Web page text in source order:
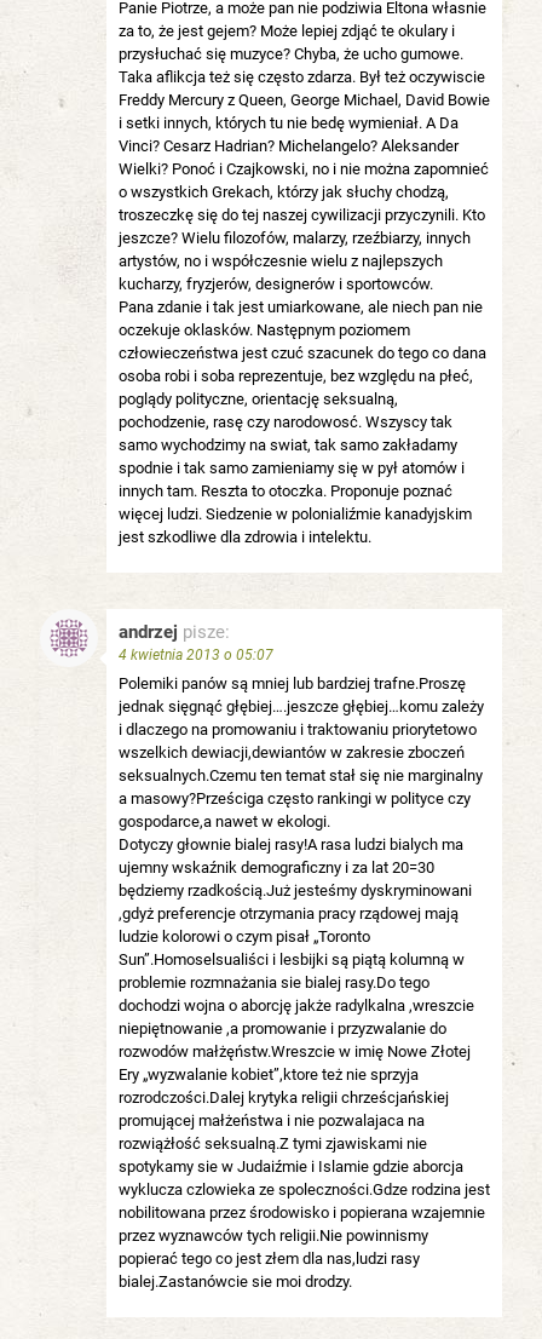
Panie Piotrze, a może pan nie podziwia Eltona własnie
za to, że jest gejem? Może lepiej zdjąć te okulary i
przysłuchać się muzyce? Chyba, że ucho gumowe.
Taka aflikcja też się często zdarza. Był też oczywiscie
Freddy Mercury z Queen, George Michael, David Bowie
i setki innych, których tu nie bedę wymieniał. A Da
Vinci? Cesarz Hadrian? Michelangelo? Aleksander
Wielki? Ponoć i Czajkowski, no i nie można zapomnieć
o wszystkich Grekach, którzy jak słuchy chodzą,
troszeczkę się do tej naszej cywilizacji przyczynili. Kto
jeszcze? Wielu filozofów, malarzy, rzeźbiarzy, innych
artystów, no i współczesnie wielu z najlepszych
kucharzy, fryzjerów, designerów i sportowców.
Pana zdanie i tak jest umiarkowane, ale niech pan nie
oczekuje oklasków. Następnym poziomem
człowieczeństwa jest czuć szacunek do tego co dana
osoba robi i soba reprezentuje, bez względu na płeć,
poglądy polityczne, orientację seksualną,
pochodzenie, rasę czy narodowosć. Wszyscy tak
samo wychodzimy na swiat, tak samo zakładamy
spodnie i tak samo zamieniamy się w pył atomów i
innych tam. Reszta to otoczka. Proponuje poznać
więcej ludzi. Siedzenie w polonialiźmie kanadyjskim
jest szkodliwe dla zdrowia i intelektu.
andrzej pisze:
4 kwietnia 2013 o 05:07
Polemiki panów są mniej lub bardziej trafne.Proszę
jednak sięgnąć głębiej….jeszcze głębiej…komu zależy
i dlaczego na promowaniu i traktowaniu priorytetowo
wszelkich dewiacji,dewiantów w zakresie zboczeń
seksualnych.Czemu ten temat stał się nie marginalny
a masowy?Prześciga często rankingi w polityce czy
gospodarce,a nawet w ekologi.
Dotyczy głownie bialej rasy!A rasa ludzi bialych ma
ujemny wskaźnik demograficzny i za lat 20=30
będziemy rzadkością.Już jesteśmy dyskryminowani
,gdyż preferencje otrzymania pracy rządowej mają
ludzie kolorowi o czym pisał „Toronto
Sun”.Homoselsualiści i lesbijki są piątą kolumną w
problemie rozmnażania sie bialej rasy.Do tego
dochodzi wojna o aborcję jakże radylkalna ,wreszcie
niepiętnowanie ,a promowanie i przyzwalanie do
rozwodów małżęństw.Wreszcie w imię Nowe Złotej
Ery „wyzwalanie kobiet”,ktore też nie sprzyja
rozrodczości.Dalej krytyka religii chrześcjańskiej
promującej małżeństwa i nie pozwalajaca na
rozwiążłość seksualną.Z tymi zjawiskami nie
spotykamy sie w Judaiźmie i Islamie gdzie aborcja
wyklucza czlowieka ze spoleczności.Gdze rodzina jest
nobilitowana przez środowisko i popierana wzajemnie
przez wyznawców tych religii.Nie powinnismy
popierać tego co jest złem dla nas,ludzi rasy
bialej.Zastanówcie sie moi drodzy.